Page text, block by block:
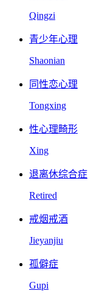
Qingzi
青少年心理
Shaonian
同性恋心理
Tongxing
性心理畸形
Xing
退离休综合症
Retired
戒烟戒酒
Jieyanjiu
孤僻症
Gupi